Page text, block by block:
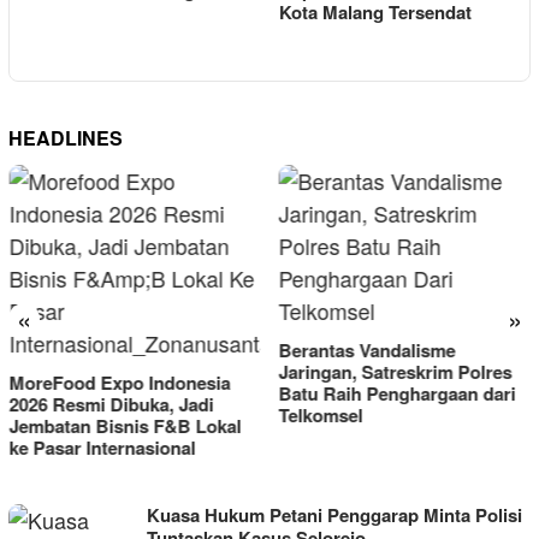
BNPB Tinjau Langsung
HEADLINES
« »
Berantas Vandalisme
Jaringan, Satreskrim Polres
Batu Raih Penghargaan dari
Telkomsel
RM OG Alami Kenaikan
Omset di Porprov IX Jatim
2025
ZONANUSANTARA.COMKuasa Hukum Petani Penggarap Minta Polisi